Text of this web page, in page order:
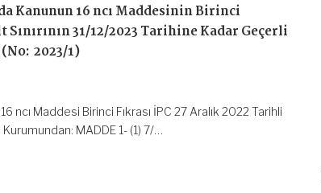
Kanunun 16 ncı Maddesinin Birinci
31/12/2023 Tarihine Kadar Geçerli
2023/1)
ncı Maddesi Birinci Fıkrası İPC 27 Aralık 2022 Tarihli
MADDE 1- (1) 7/…